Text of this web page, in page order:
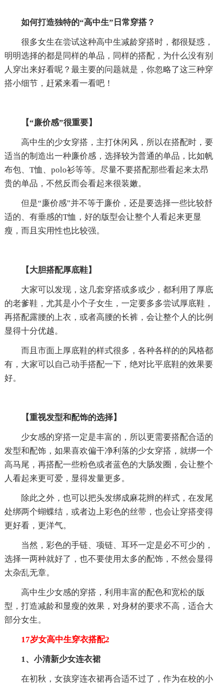
如何打造独特的“高中生”日常穿搭？
很多女生在尝试这种高中生减龄穿搭时，都很疑惑，
明明选择的都是同样的单品，同样的搭配，为什么没有别
人穿出来好看呢？最主要的问题就是，你忽略了这三种穿
搭小细节，赶紧来看一看吧！
【“廉价感”很重要】
高中生的少女穿搭，主打休闲风，所以在搭配时，要
适当的制造出一种廉价感，选择较为普通的单品，比如帆
布包、T恤、polo衫等等。尽量不要搭配那些看起来太昂
贵的单品，不然反而会看起来很装嫩。
但是“廉价感”并不等于廉价，还是要选择一些比较舒
适的、有垂感的T恤，好的版型会让整个人看起来更显
瘦，而且实用性也比较强。
【大胆搭配厚底鞋】
大家可以发现，这几套穿搭或多或少，都利用了厚底
的老爹鞋，尤其是小个子女生，一定要多多尝试厚底鞋，
再搭配露腰的上衣，或者高腰的长裤，会让整个人的比例
显得十分优越。
而且市面上厚底鞋的样式很多，各种各样的的风格都
有，大家可以自己动手搭配一下，绝对比平底鞋的效果要
好。
【重视发型和配饰的选择】
少女感的穿搭一定是丰富的，所以更需要搭配合适的
发型和配饰，如果喜欢偏干净利落的少女穿搭，就绑一个
高马尾，再搭配一些粉色或者蓝色的大肠发圈，会让整个
人看起来更可爱，显得发量更多。
除此之外，也可以把头发绑成麻花辫的样式，在发尾
处绑两个蝴蝶结，或者边上彩色的丝带，也会让穿搭变得
更好看，更洋气。
当然，彩色的手链、项链、耳环一定是必不可少的，
选择一两种就好了，也不要使用太多的配饰，不然会显得
太杂乱无章。
高中生少女感的穿搭，利用丰富的配色和宽松的版
型，打造减龄和显瘦的效果，对身材的要求不高，适合大
部分女生。
17岁女高中生穿衣搭配2
1、小清新少女连衣裙
在初秋，女孩穿连衣裙再合适不过了，作为在校的小